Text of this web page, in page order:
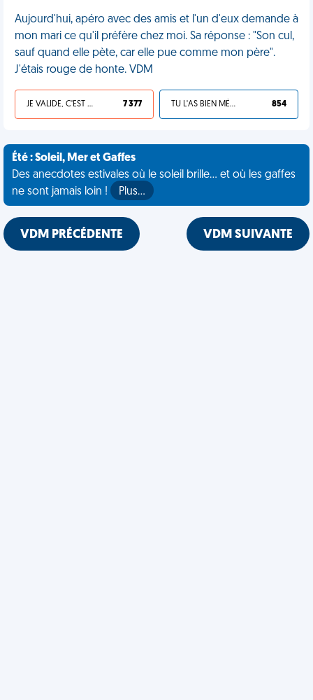
Aujourd'hui, apéro avec des amis et l'un d'eux demande à
mon mari ce qu'il préfère chez moi. Sa réponse : "Son cul,
sauf quand elle pète, car elle pue comme mon père".
J'étais rouge de honte. VDM
JE VALIDE, C'EST UNE VDM 7 377 TU L'AS BIEN MÉRITÉ 854
Été : Soleil, Mer et Gaffes
Des anecdotes estivales où le soleil brille... et où les gaffes
ne sont jamais loin !
Plus…
VDM PRÉCÉDENTE VDM SUIVANTE